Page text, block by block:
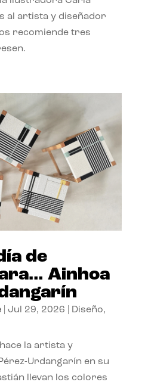
al artista y diseñador
recomiende tres
de
Ainhoa
| Jul 29, 2026 Diseño,
la artista y
Urdangarín en su
llevan los colores